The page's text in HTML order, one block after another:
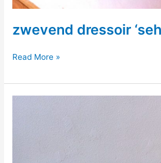
zwevend dressoir
zwevend
‘sehnsucht’
Read More »